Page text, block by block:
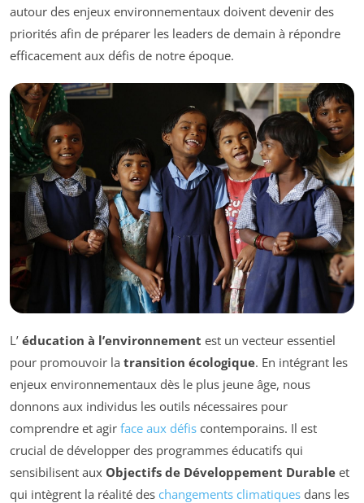
autour des enjeux environnementaux doivent devenir des
priorités afin de préparer les leaders de demain à répondre
efficacement aux défis de notre époque.
L’ éducation à l’environnement est un vecteur essentiel
pour promouvoir la transition écologique. En intégrant les
enjeux environnementaux dès le plus jeune âge, nous
donnons aux individus les outils nécessaires pour
comprendre et agir face aux défis contemporains. Il est
crucial de développer des programmes éducatifs qui
sensibilisent aux Objectifs de Développement Durable et
qui intègrent la réalité des changements climatiques dans les